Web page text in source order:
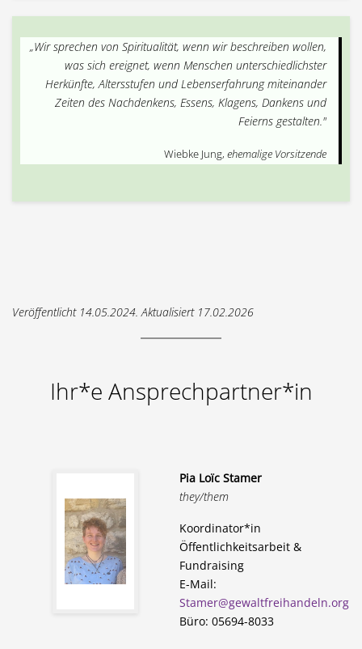
„Wir sprechen von Spiritualität, wenn wir beschreiben wollen,
was sich ereignet, wenn Menschen unterschiedlichster
Herkünfte, Altersstufen und Lebenserfahrung miteinander
Zeiten des Nachdenkens, Essens, Klagens, Dankens und
Feierns gestalten."
Wiebke Jung, ehemalige Vorsitzende
Veröffentlicht 14.05.2024. Aktualisiert 17.02.2026
Ihr*e Ansprechpartner*in
Pia Loïc Stamer
they/them
Koordinator*in
Öffentlichkeitsarbeit &
Fundraising
E-Mail:
Stamer@gewaltfreihandeln.org
Büro: 05694-8033